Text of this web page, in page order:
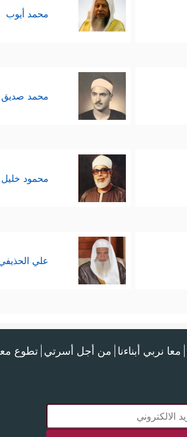
محمد أيوب
محمد صديق
محمود
علي
معا نربي أبناءنا من أجل أسرتي تطوع